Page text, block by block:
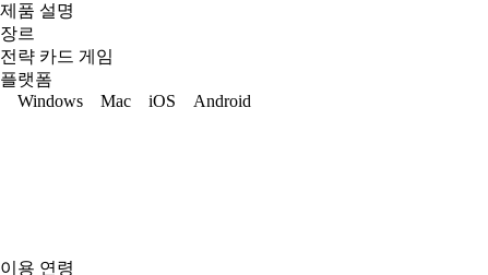
제품 설명
장르
전략 카드 게임
플랫폼
Windows
Mac iOS Android
이용 연령